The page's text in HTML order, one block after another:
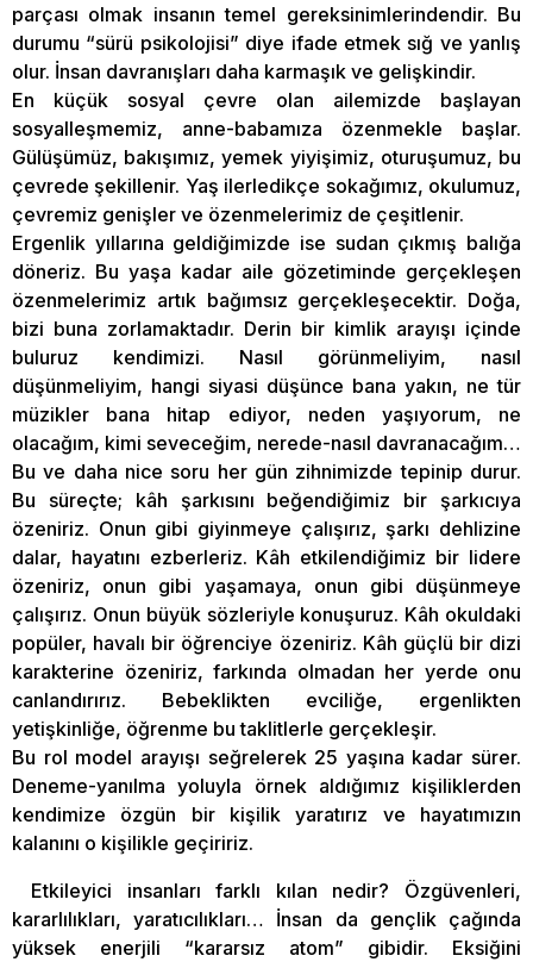
parçası olmak insanın temel gereksinimlerindendir. Bu
durumu “sürü psikolojisi” diye ifade etmek sığ ve yanlış
olur. İnsan davranışları daha karmaşık ve gelişkindir.
En küçük sosyal çevre olan ailemizde başlayan
sosyalleşmemiz, anne-babamıza özenmekle başlar.
Gülüşümüz, bakışımız, yemek yiyişimiz, oturuşumuz, bu
çevrede şekillenir. Yaş ilerledikçe sokağımız, okulumuz,
çevremiz genişler ve özenmelerimiz de çeşitlenir.
Ergenlik yıllarına geldiğimizde ise sudan çıkmış balığa
döneriz. Bu yaşa kadar aile gözetiminde gerçekleşen
özenmelerimiz artık bağımsız gerçekleşecektir. Doğa,
bizi buna zorlamaktadır. Derin bir kimlik arayışı içinde
buluruz kendimizi. Nasıl görünmeliyim, nasıl
düşünmeliyim, hangi siyasi düşünce bana yakın, ne tür
müzikler bana hitap ediyor, neden yaşıyorum, ne
olacağım, kimi seveceğim, nerede-nasıl davranacağım…
Bu ve daha nice soru her gün zihnimizde tepinip durur.
Bu süreçte; kâh şarkısını beğendiğimiz bir şarkıcıya
özeniriz. Onun gibi giyinmeye çalışırız, şarkı dehlizine
dalar, hayatını ezberleriz. Kâh etkilendiğimiz bir lidere
özeniriz, onun gibi yaşamaya, onun gibi düşünmeye
çalışırız. Onun büyük sözleriyle konuşuruz. Kâh okuldaki
popüler, havalı bir öğrenciye özeniriz. Kâh güçlü bir dizi
karakterine özeniriz, farkında olmadan her yerde onu
canlandırırız. Bebeklikten evciliğe, ergenlikten
yetişkinliğe, öğrenme bu taklitlerle gerçekleşir.
Bu rol model arayışı seğrelerek 25 yaşına kadar sürer.
Deneme-yanılma yoluyla örnek aldığımız kişiliklerden
kendimize özgün bir kişilik yaratırız ve hayatımızın
kalanını o kişilikle geçiririz.
Etkileyici insanları farklı kılan nedir? Özgüvenleri,
kararlılıkları, yaratıcılıkları… İnsan da gençlik çağında
yüksek enerjili “kararsız atom” gibidir. Eksiğini